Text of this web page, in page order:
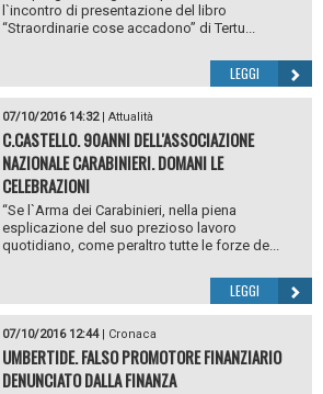
l`incontro di presentazione del libro
“Straordinarie cose accadono” di Tertu...
LEGGI
07/10/2016 14:32| Attualità
C.CASTELLO. 90ANNI DELL'ASSOCIAZIONE
NAZIONALE CARABINIERI. DOMANI LE
CELEBRAZIONI
“Se l`Arma dei Carabinieri, nella piena
esplicazione del suo prezioso lavoro
quotidiano, come peraltro tutte le forze de...
LEGGI
07/10/2016 12:44| Cronaca
UMBERTIDE. FALSO PROMOTORE FINANZIARIO
DENUNCIATO DALLA FINANZA